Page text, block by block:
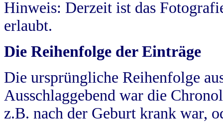
Hinweis: Derzeit ist das
erlaubt.
Die Reihenfolge der Einträge
Die ursprüngliche Reihenfolge
Ausschlaggebend war die
z.B. nach der Geburt krank war,